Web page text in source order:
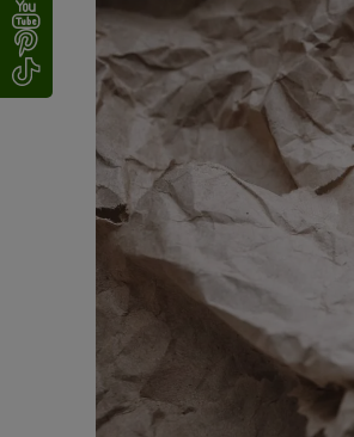
2. Twardy kał
Do najważniejszych zadań jelita
kał coraz bardziej się zagęszcza,
funkcja lub mechanika jelita
Jeśli mamy do czynienia z
ciało obce lub jego zwężeniem
zatrucia